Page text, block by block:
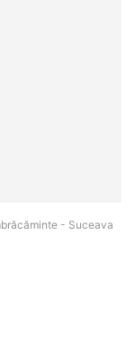
- Suceava